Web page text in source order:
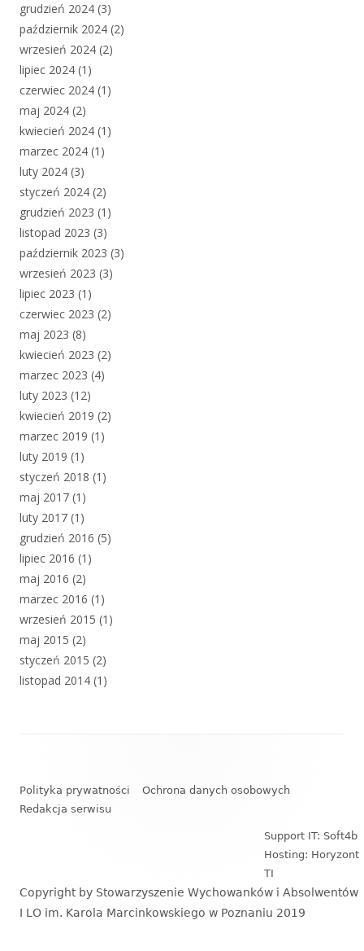
grudzień 2024 (3)
październik 2024 (2)
wrzesień 2024 (2)
lipiec 2024 (1)
czerwiec 2024 (1)
maj 2024 (2)
kwiecień 2024 (1)
marzec 2024 (1)
luty 2024 (3)
styczeń 2024 (2)
grudzień 2023 (1)
listopad 2023 (3)
październik 2023 (3)
wrzesień 2023 (3)
lipiec 2023 (1)
czerwiec 2023 (2)
maj 2023 (8)
kwiecień 2023 (2)
marzec 2023 (4)
luty 2023 (12)
kwiecień 2019 (2)
marzec 2019 (1)
luty 2019 (1)
styczeń 2018 (1)
maj 2017 (1)
luty 2017 (1)
grudzień 2016 (5)
lipiec 2016 (1)
maj 2016 (2)
marzec 2016 (1)
wrzesień 2015 (1)
maj 2015 (2)
styczeń 2015 (2)
listopad 2014 (1)
stopki
Polityka prywatności
Ochrona danych osobowych
Redakcja serwisu
Support IT: Soft4b
Hosting: Horyzont
TI
Copyright by Stowarzyszenie Wychowanków i Absolwentów
I LO im. Karola Marcinkowskiego w Poznaniu 2019